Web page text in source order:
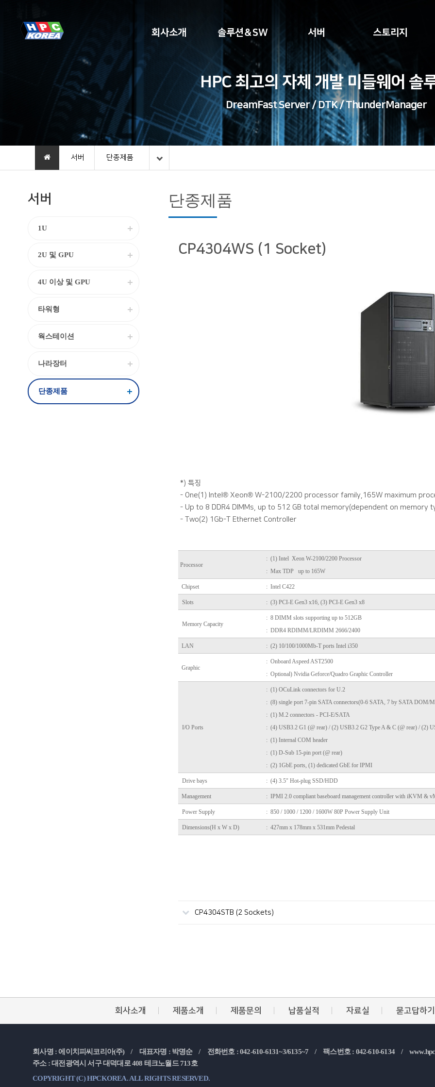
회사소개 솔루션＆SW 서버 스토리지
HPC 최고의 자체 개발 미들웨어 솔
DreamFast Server / DTK / ThunderManager
서버 단종제품
서버
1U
2U 및 GPU
4U 이상 및 GPU
타워형
웍스테이션
나라장터
단종제품
단종제품
CP4304WS (1 Socket)
*) 특징
- One(1) Intel® Xeon® W-2100/2200 processor family,165W maximum
- Up to 8 DDR4 DIMMs, up to 512 GB total memory(dependent on memory
- Two(2) 1Gb-T Ethernet Controller
Processor
: (1) Intel Xeon W-2100/2200 Processor
: Max TDP up to 165W
Chipset : Intel C422
Slots : (3) PCI-E Gen3 x16, (3) PCI-E Gen3 x8
Memory Capacity
: 8 DIMM slots supporting up to 512GB
: DDR4 RDIMM/LRDIMM 2666/2400
LAN : (2) 10/100/1000Mb-T ports Intel i350
Graphic
: Onboard Aspeed AST2500
: Optional) Nvidia Geforce/Quadro Graphic Controller
I/O Ports
: (1) OCuLink connectors for U.2
: (8) single port 7-pin SATA connectors(0-6 SATA, 7 by SATA DOM/
: (1) M.2 connectors - PCI-E/SATA
: (4) USB3.2 G1 (@ rear) / (2) USB3.2 G2 Type A & C (@ rear) /(2)
: (1) Internal COM header
: (1) D-Sub 15-pin port (@ rear)
: (2) 1GbE ports, (1) dedicated GbE for IPMI
Drive bays : (4) 3.5" Hot-plug SSD/HDD
Management : IPMI 2.0 compliant baseboard management controller with iKVM &
Power Supply : 850 / 1000 / 1200 / 1600W 80P Power Supply Unit
Dimensions(H x W x D) : 427mm x 178mm x 531mm Pedestal
CP4304STB (2 Sockets)
회사소개 제품소개 제품문의 납품실적 자료실 묻고답하기
회사명 : 에이치피씨코리아(주) / 대표자명 : 박명순 / 전화번호 : 042-610-6131~3/6135~7 / 팩스번호 : 042-610-6134 /
주소 : 대전광역시 서구 대덕대로 408 테크노월드 713호
COPYRIGHT (C) HPCKOREA. ALL RIGHTS RESERVED.